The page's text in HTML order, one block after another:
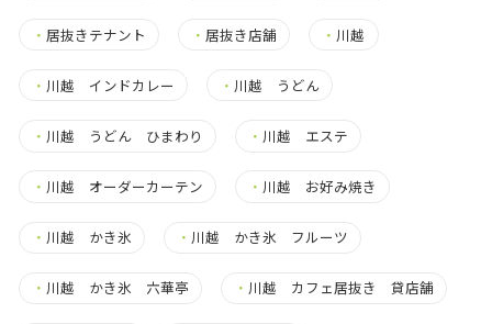
・ 居抜きテナント ・ 居抜き店舗 ・ 川越
・ 川越 インドカレー ・ 川越 うどん
・ 川越 うどん ひまわり ・ 川越 エステ
・ 川越 オーダーカーテン ・ 川越 お好み焼き
・ 川越 かき氷 ・ 川越 かき氷 フルーツ
・ 川越 かき氷 六華亭 ・ 川越 カフェ居抜き 貸店舗